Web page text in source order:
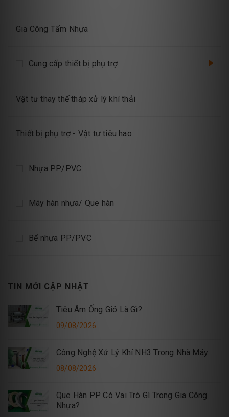
Gia Công Tấm Nhựa
Cung cấp thiết bị phụ trợ
Vật tư thay thế tháp xử lý khí thải
Thiết bị phụ trợ - Vật tư tiêu hao
Nhựa PP/PVC
Máy hàn nhựa/ Que hàn
Bể nhựa PP/PVC
TIN MỚI CẬP NHẬT
Tiêu Âm Ống Gió Là Gì?
09/08/2026
Công Nghệ Xử Lý Khí NH3 Trong Nhà Máy
08/08/2026
Que Hàn PP Có Vai Trò Gì Trong Gia Công
Nhựa?